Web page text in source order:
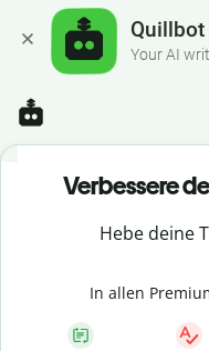
Quillbot
Your AI
Verbessere
Hebe deine
In allen